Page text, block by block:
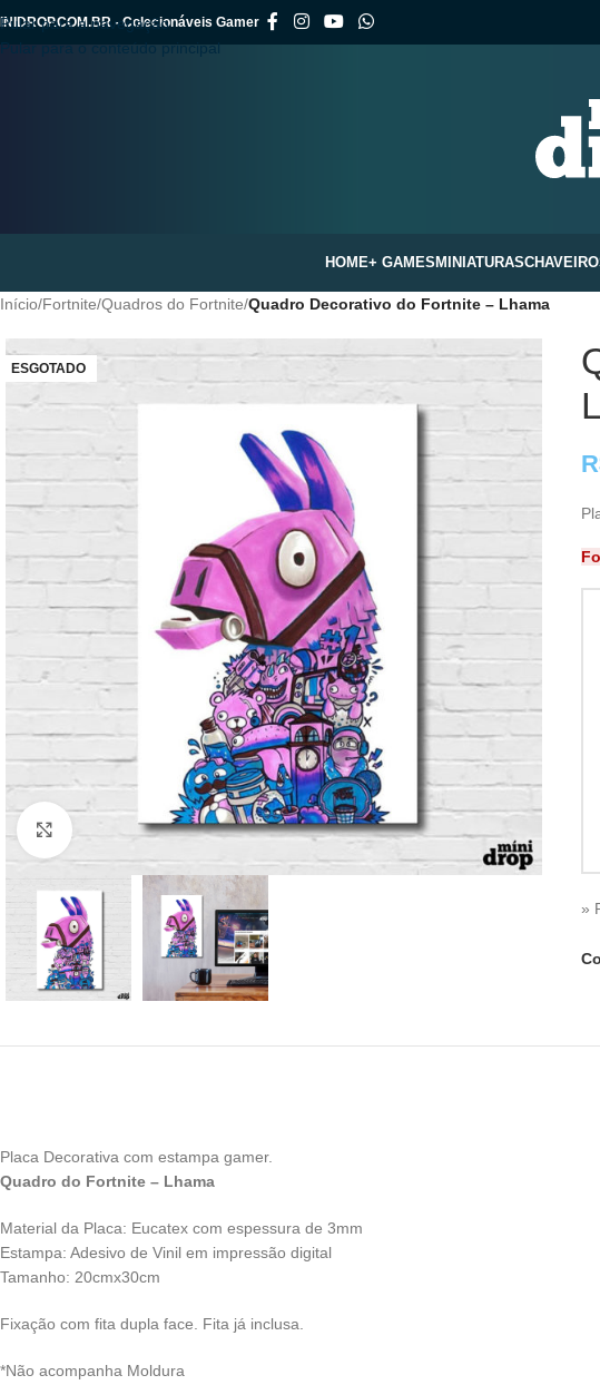
Pular para a navegação
Pular para o conteúdo principal
- Colecionáveis Gamer
HOME+ GAMES MINIATURAS
Início/Fortnite/Quadros do Fortnite/Quadro Decorativo do Fortnite – Lhama
ESGOTADO
Clique para ampliar
»
Placa Decorativa com estampa gamer.
Quadro do Fortnite – Lhama
Material da Placa: Eucatex com espessura de 3mm
Estampa: Adesivo de Vinil em impressão digital
Tamanho: 20cmx30cm
Fixação com fita dupla face. Fita já inclusa.
*Não acompanha Moldura